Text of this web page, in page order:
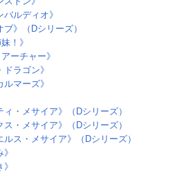
バルディオ》
ブ》（Dシリーズ）
！》‎
ーチャー》
ドラゴン》
ルマーズ》
ィ・メサイア》（Dシリーズ）‎
ス・メサイア》（Dシリーズ）‎‎
ルス・メサイア》（Dシリーズ）